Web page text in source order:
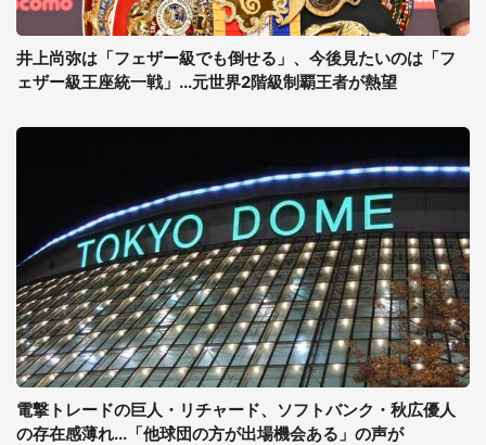
井上尚弥は「フェザー級でも倒せる」、今後見たいのは「フ
ェザー級王座統一戦」...元世界2階級制覇王者が熱望
電撃トレードの巨人・リチャード、ソフトバンク・秋広優人
の存在感薄れ...「他球団の方が出場機会ある」の声が